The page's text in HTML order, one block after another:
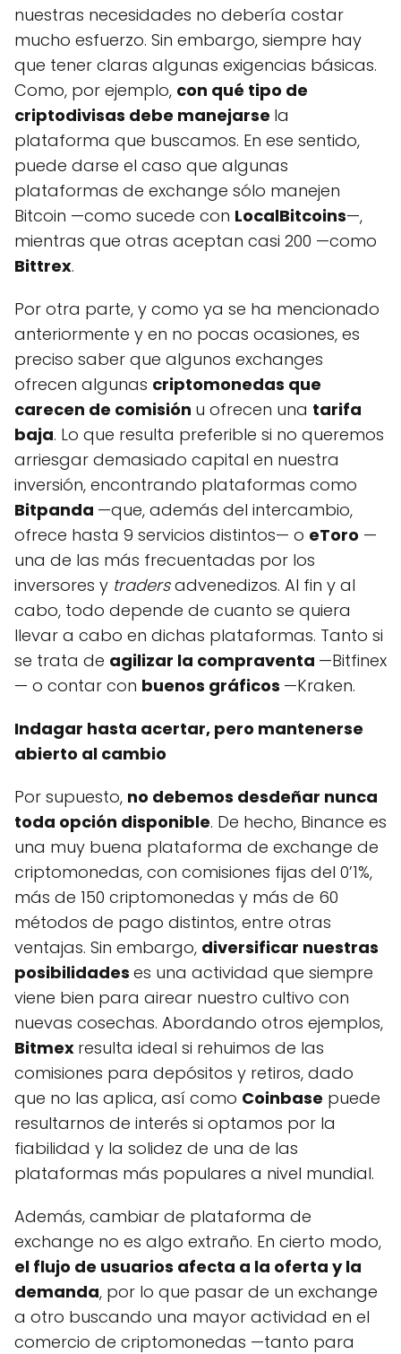
nuestras necesidades no debería costar
mucho esfuerzo. Sin embargo, siempre hay
que tener claras algunas exigencias básicas.
Como, por ejemplo, con qué tipo de
criptodivisas debe manejarse la
plataforma que buscamos. En ese sentido,
puede darse el caso que algunas
plataformas de exchange sólo manejen
Bitcoin —como sucede con LocalBitcoins—,
mientras que otras aceptan casi 200 —como
Bittrex.
Por otra parte, y como ya se ha mencionado
anteriormente y en no pocas ocasiones, es
preciso saber que algunos exchanges
ofrecen algunas criptomonedas que
carecen de comisión u ofrecen una tarifa
baja. Lo que resulta preferible si no queremos
arriesgar demasiado capital en nuestra
inversión, encontrando plataformas como
Bitpanda —que, además del intercambio,
ofrece hasta 9 servicios distintos— o eToro —
una de las más frecuentadas por los
inversores y tradersadvenedizos. Al fin y al
cabo, todo depende de cuanto se quiera
llevar a cabo en dichas plataformas. Tanto si
se trata de agilizar la compraventa —Bitfinex
— o contar con buenos gráficos —Kraken.
Indagar hasta acertar, pero mantenerse
abierto al cambio
Por supuesto, no debemos desdeñar nunca
toda opción disponible. De hecho, Binance es
una muy buena plataforma de exchange de
criptomonedas, con comisiones fijas del 0’1%,
más de 150 criptomonedas y más de 60
métodos de pago distintos, entre otras
ventajas. Sin embargo, diversificar nuestras
posibilidades es una actividad que siempre
viene bien para airear nuestro cultivo con
nuevas cosechas. Abordando otros ejemplos,
Bitmex resulta ideal si rehuimos de las
comisiones para depósitos y retiros, dado
que no las aplica, así como Coinbase puede
resultarnos de interés si optamos por la
fiabilidad y la solidez de una de las
plataformas más populares a nivel mundial.
Además, cambiar de plataforma de
exchange no es algo extraño. En cierto modo,
el flujo de usuarios afecta a la oferta y la
demanda, por lo que pasar de un exchange
a otro buscando una mayor actividad en el
comercio de criptomonedas —tanto para